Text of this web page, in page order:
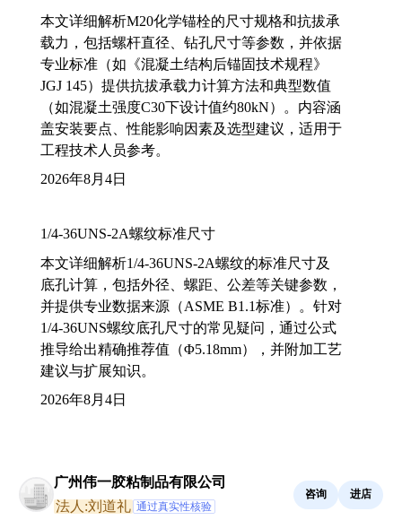
本文详细解析M20化学锚栓的尺寸规格和抗拔承
载力，包括螺杆直径、钻孔尺寸等参数，并依据
专业标准（如《混凝土结构后锚固技术规程》
JGJ 145）提供抗拔承载力计算方法和典型数值
（如混凝土强度C30下设计值约80kN）。内容涵
盖安装要点、性能影响因素及选型建议，适用于
工程技术人员参考。
2026年8月4日
1/4-36UNS-2A螺纹标准尺寸
本文详细解析1/4-36UNS-2A螺纹的标准尺寸及
底孔计算，包括外径、螺距、公差等关键参数，
并提供专业数据来源（ASME B1.1标准）。针对
1/4-36UNS螺纹底孔尺寸的常见疑问，通过公式
推导给出精确推荐值（Φ5.18mm），并附加工艺
建议与扩展知识。
2026年8月4日
广州伟一胶粘制品有限公司
法人:刘道礼 通过真实性核验
咨询 进店